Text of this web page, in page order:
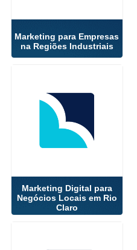
Marketing para Empresas
na Regiões Industriais
Marketing Digital para
Negócios Locais em Rio
Claro